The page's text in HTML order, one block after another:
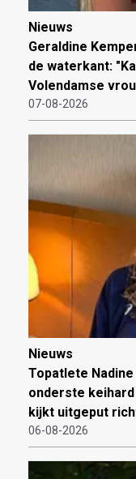
Nieuws
Geraldine
de waterkant:
Volendamse
07-08-2026
Nieuws
Topatlete
onderste
kijkt uitgeput
06-08-2026